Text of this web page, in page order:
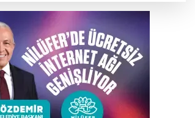
çalışmalarına Kapalıçarşı'dan başladı
Gökyüzü tutkunları meteor yağmuru için
Karacabey'de buluşacak
Çalıntı araçla 10 kilometre kaçtı, 380 bin TL
ceza yedi